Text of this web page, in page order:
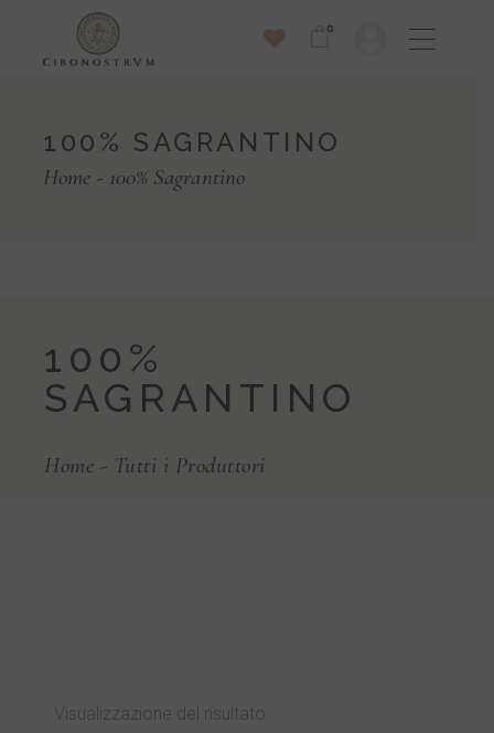
0
100% SAGRANTINO
Home 100% Sagrantino
100%
SAGRANTINO
Home - Tutti i Produttori
Visualizzazione del risultato